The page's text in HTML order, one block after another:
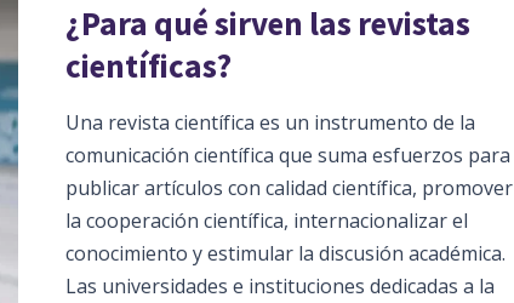
¿Para qué sirven las revistas
científicas?
Una revista científica es un instrumento de la
comunicación científica que suma esfuerzos para
publicar artículos con calidad científica, promover
la cooperación científica, internacionalizar el
conocimiento y estimular la discusión académica.
Las universidades e instituciones dedicadas a la